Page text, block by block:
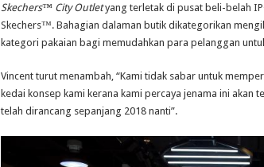
Skechers™ City Outletyang terletak di pusat beli-belah
Skechers™. Bahagian dalaman butik dikategorikan
kategori pakaian bagi memudahkan para pelanggan
Vincent turut menambah, “Kami tidak sabar untuk
kedai konsep kami kerana kami percaya jenama ini akan
telah dirancang sepanjang 2018 nanti”.